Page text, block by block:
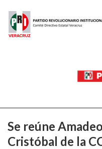
Se reúne
Cristóbal de la